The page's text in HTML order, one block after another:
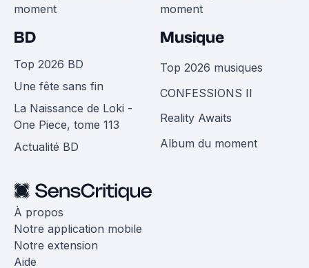
moment
moment
BD
Top 2026 BD
Une fête sans fin
La Naissance de Loki -
One Piece, tome 113
Actualité BD
Musique
Top 2026 musiques
CONFESSIONS II
Reality Awaits
Album du moment
À propos
Notre application mobile
Notre extension
Aide